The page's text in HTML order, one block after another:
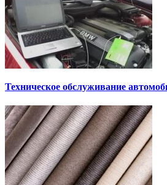
Техническое обслуживание